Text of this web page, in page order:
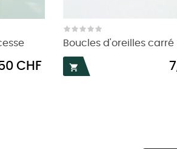
CHF
Boucles d'oreilles carré
